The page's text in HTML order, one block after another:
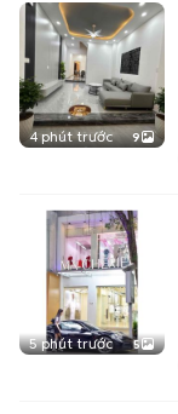
4 phút trước 9
5 phút trước 5